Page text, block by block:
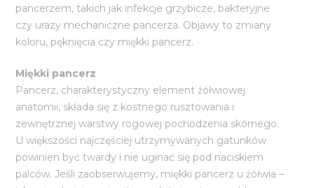
pancerzem, takich jak infekcje grzybicze, bakteryjne
czy urazy mechaniczne pancerza. Objawy to zmiany
koloru, pęknięcia czy miękki pancerz.
Miękki pancerz
Pancerz, charakterystyczny element żółwiowej
anatomii, składa się z kostnego rusztowania i
zewnętrznej warstwy rogowej pochodzenia skórnego.
U większości najczęściej utrzymywanych gatunków
powinien być twardy i nie uginać się pod naciskiem
palców. Jeśli zaobserwujemy, miękki pancerz u żółwia –